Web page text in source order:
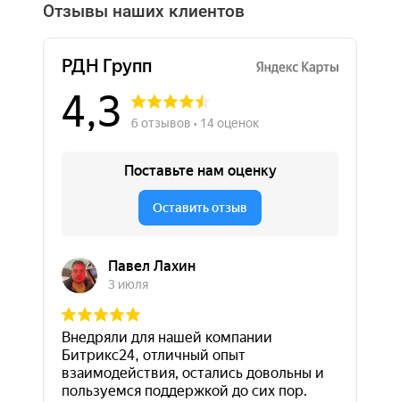
Отзывы наших клиентов